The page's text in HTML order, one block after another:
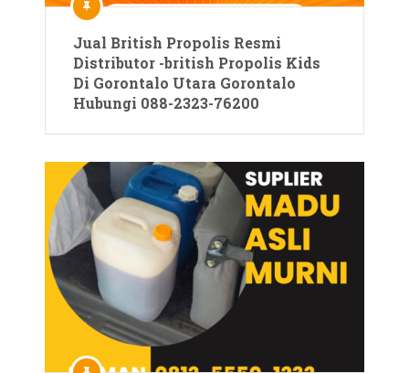
Jual British Propolis Resmi
Distributor -british Propolis Kids
Di Gorontalo Utara Gorontalo
Hubungi 088-2323-76200